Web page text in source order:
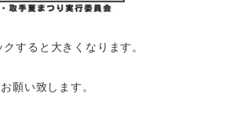
すると大きくなります。
願い致します。